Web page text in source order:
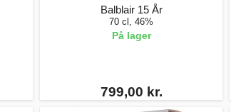
Balblair 15 År
70 cl, 46%
På lager
799,00 kr.